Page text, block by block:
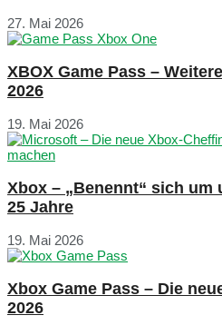
27. Mai 2026
XBOX Game Pass –
2026
19. Mai 2026
Xbox – „Benennt“ sich um
25 Jahre
19. Mai 2026
Xbox Game Pass – Die
2026